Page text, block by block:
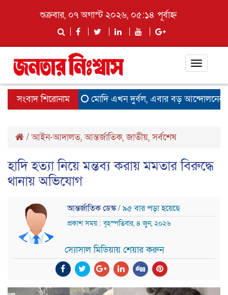
শুক্রবার, ০৭ অগাস্ট ২০২৬, ০৫:১৪ পূর্বাহ্ন
Toggle
সংবাদ শিরোনাম
মোদি এখন দুর্বল, এবার বড় আন্দোলনের
/আইন-আদালত,আন্তর্জাতিক,জাতীয়,সর্বশেষ
হাদি হত্যা নিয়ে মন্তব্য করায় মমতার বিরুদ্ধে
থানায় অভিযোগ
আন্তর্জাতিক ডেস্ক/ ৯৫ বার পড়া হয়েছে
প্রকাশ সময় : বৃহস্পতিবার, ৪ জুন, ২০২৬
স্যোসাল মিডিয়ায় শেয়ার করুন